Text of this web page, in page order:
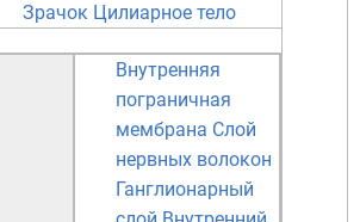
Зрачок Цилиарное тело
Внутренняя
пограничная
мембрана Слой
нервных волокон
Ганглионарный